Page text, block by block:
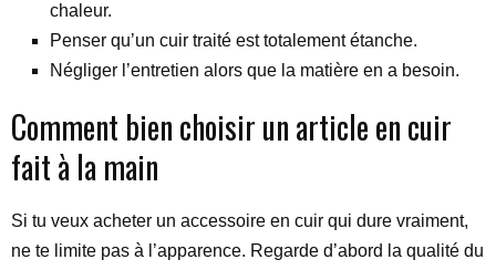
chaleur.
Penser qu’un cuir traité est totalement étanche.
Négliger l’entretien alors que la matière en a besoin.
Comment bien choisir un article en cuir
fait à la main
Si tu veux acheter un accessoire en cuir qui dure vraiment,
ne te limite pas à l’apparence. Regarde d’abord la qualité du